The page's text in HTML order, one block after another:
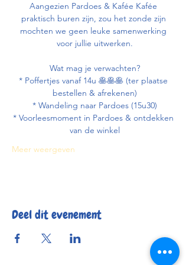
Aangezien Pardoes & Kafée Kafée
praktisch buren zijn, zou het zonde zijn
mochten we geen leuke samenwerking
voor jullie uitwerken.
Wat mag je verwachten?
* Poffertjes vanaf 14u 🥞🥞🥞 (ter plaatse
bestellen & afrekenen)
* Wandeling naar Pardoes (15u30)
* Voorleesmoment in Pardoes & ontdekken
van de winkel
Meer weergeven
Deel dit evenement